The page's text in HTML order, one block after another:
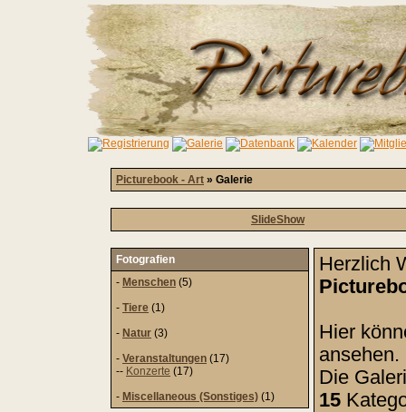
Picturebook - Art » Galerie
SlideShow
Fotografien
- Menschen (5)
- Tiere (1)
- Natur (3)
- Veranstaltungen (17)
-- Konzerte (17)
- Miscellaneous (Sonstiges) (1)
Herzlich
Hier
ansehen.
Die
15